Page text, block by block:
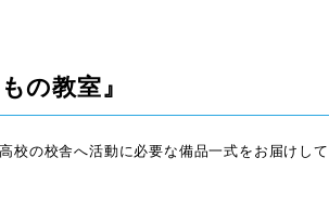
の教室』
校の校舎へ活動に必要な備品一式をお届けして